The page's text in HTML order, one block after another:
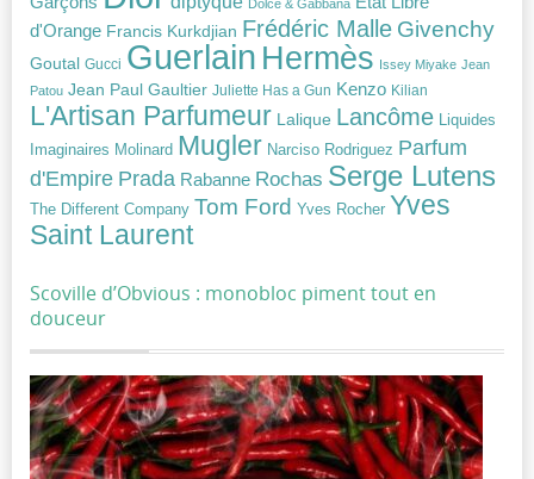
Dolce & Gabbana
d'Orange Francis Kurkdjian Frédéric Malle Givenchy
Goutal Gucci Guerlain Hermès Issey Miyake Jean
Patou Jean Paul Gaultier Juliette Has a Gun Kenzo Kilian
L'Artisan Parfumeur Lalique Lancôme Liquides
Imaginaires Molinard Mugler Narciso Rodriguez Parfum
d'Empire Prada Rabanne Rochas Serge Lutens
The Different Company Tom Ford Yves Rocher Yves
Saint Laurent
Scoville d’Obvious : monobloc piment tout en
douceur